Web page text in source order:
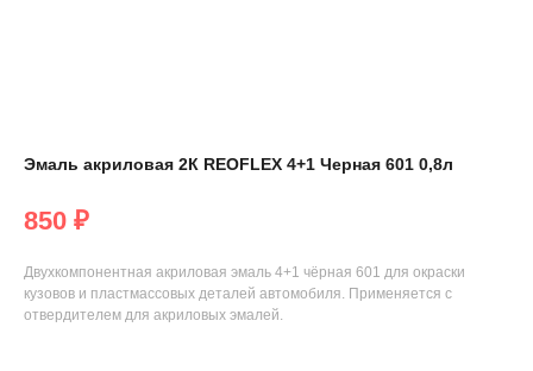
Эмаль акриловая 2К REOFLEX 4+1 Черная 601 0,8л
850 ₽
Двухкомпонентная акриловая эмаль 4+1 чёрная 601 для окраски
кузовов и пластмассовых деталей автомобиля. Применяется с
отвердителем для акриловых эмалей.